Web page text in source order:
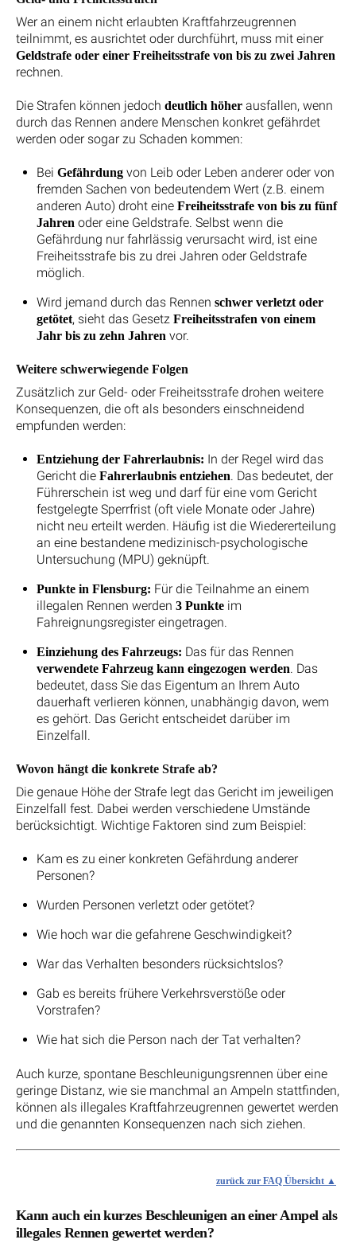
Wer an einem nicht erlaubten Kraftfahrzeugrennen
teilnimmt, es ausrichtet oder durchführt, muss mit einer
Geldstrafe oder einer Freiheitsstrafe von bis zu zwei Jahren
rechnen.
Die Strafen können jedoch deutlich höher ausfallen, wenn
durch das Rennen andere Menschen konkret gefährdet
werden oder sogar zu Schaden kommen:
Bei Gefährdungvon Leib oder Leben anderer oder von
fremden Sachen von bedeutendem Wert (z.B. einem
anderen Auto) droht eine Freiheitsstrafe von bis zu fünf
Jahren oder eine Geldstrafe. Selbst wenn die
Gefährdung nur fahrlässig verursacht wird, ist eine
Freiheitsstrafe bis zu drei Jahren oder Geldstrafe
möglich.
Wird jemand durch das Rennen schwer verletzt oder
getötet, sieht das Gesetz Freiheitsstrafen von einem
Jahr bis zu zehn Jahren vor.
Weitere schwerwiegende Folgen
Zusätzlich zur Geld- oder Freiheitsstrafe drohen weitere
Konsequenzen, die oft als besonders einschneidend
empfunden werden:
Entziehung der Fahrerlaubnis: In der Regel wird das
Gericht die Fahrerlaubnis entziehen. Das bedeutet, der
Führerschein ist weg und darf für eine vom Gericht
festgelegte Sperrfrist (oft viele Monate oder Jahre)
nicht neu erteilt werden. Häufig ist die Wiedererteilung
an eine bestandene medizinisch-psychologische
Untersuchung (MPU) geknüpft.
Punkte in Flensburg: Für die Teilnahme an einem
illegalen Rennen werden 3 Punkteim
Fahreignungsregister eingetragen.
Einziehung des Fahrzeugs: Das für das Rennen
verwendete Fahrzeug kann eingezogen werden. Das
bedeutet, dass Sie das Eigentum an Ihrem Auto
dauerhaft verlieren können, unabhängig davon, wem
es gehört. Das Gericht entscheidet darüber im
Einzelfall.
Wovon hängt die konkrete Strafe ab?
Die genaue Höhe der Strafe legt das Gericht im jeweiligen
Einzelfall fest. Dabei werden verschiedene Umstände
berücksichtigt. Wichtige Faktoren sind zum Beispiel:
Kam es zu einer konkreten Gefährdung anderer
Personen?
Wurden Personen verletzt oder getötet?
Wie hoch war die gefahrene Geschwindigkeit?
War das Verhalten besonders rücksichtslos?
Gab es bereits frühere Verkehrsverstöße oder
Vorstrafen?
Wie hat sich die Person nach der Tat verhalten?
Auch kurze, spontane Beschleunigungsrennen über eine
geringe Distanz, wie sie manchmal an Ampeln stattfinden,
können als illegales Kraftfahrzeugrennen gewertet werden
und die genannten Konsequenzen nach sich ziehen.
zurück zur FAQ Übersicht
Kann auch ein kurzes Beschleunigen an einer Ampel als
illegales Rennen gewertet werden?